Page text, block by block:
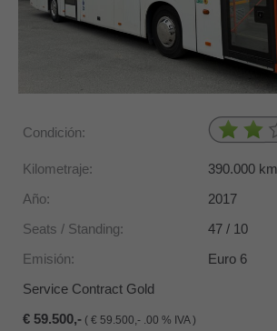
Condición:
Kilometraje: 390.000 km
Año:
2017
Seats / Standing:
47 / 10
Emisión:
Euro 6
Service Contract Gold
59.500,- ( 59.500,- .00 % IVA )